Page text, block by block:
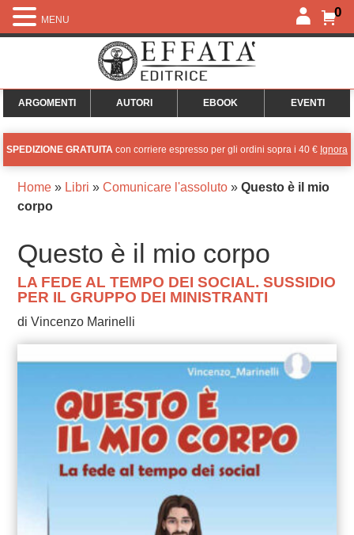
0
ARGOMENTI AUTORI EBOOK EVENTI
SPEDIZIONE GRATUITA con corriere espresso per gli ordini sopra i 40 € Ignora
Home» Libri » Comunicare l'assoluto» Questo è il mio
corpo
Questo è il mio corpo
LA FEDE AL TEMPO DEI SOCIAL. SUSSIDIO
PER IL GRUPPO DEI MINISTRANTI
di Vincenzo Marinelli
MENU